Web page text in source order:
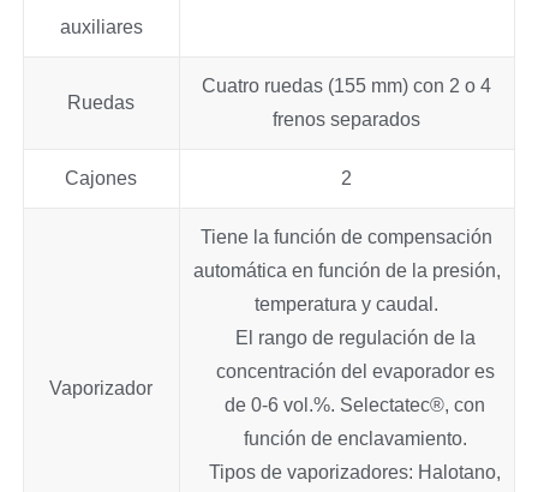
auxiliares
Ruedas
Cuatro ruedas (155 mm) con 2 o 4
frenos separados
Cajones 2
Vaporizador
Tiene la función de compensación
automática en función de la presión,
temperatura y caudal.
El rango de regulación de la
concentración del evaporador es
de 0-6 vol.%. Selectatec®, con
función de enclavamiento.
Tipos de vaporizadores: Halotano,